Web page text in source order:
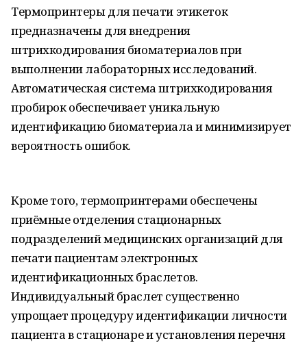
Термопринтеры для печати этикеток
предназначены для внедрения
штрихкодирования биоматериалов при
выполнении лабораторных исследований.
Автоматическая система штрихкодирования
пробирок обеспечивает уникальную
идентификацию биоматериала и минимизирует
вероятность ошибок.
Кроме того, термопринтерами обеспечены
приёмные отделения стационарных
подразделений медицинских организаций для
печати пациентам электронных
идентификационных браслетов.
Индивидуальный браслет существенно
упрощает процедуру идентификации личности
пациента в стационаре и установления перечня